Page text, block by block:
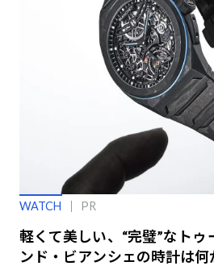
WATCH PR
軽くて美しい、“完璧”なトゥ
ンド・ビアンシェの時計は何